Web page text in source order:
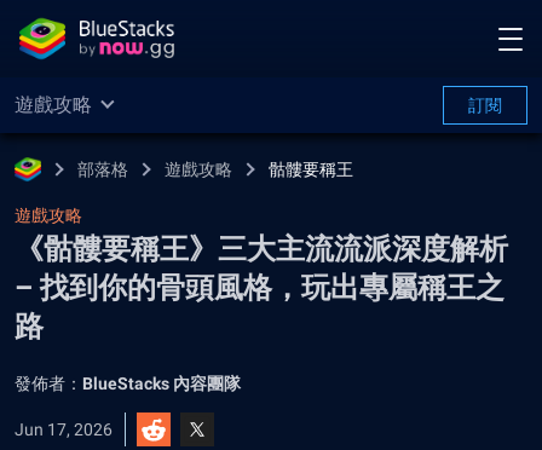
遊戲攻略 訂閱
部落格 遊戲攻略 骷髏要稱王
遊戲攻略
《骷髏要稱王》三大主流流派深度解析
– 找到你的骨頭風格，玩出專屬稱王之
路
發佈者： BlueStacks 內容團隊
Jun 17, 2026